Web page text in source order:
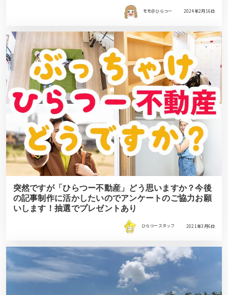
モモ＠ひらつー 2024年2月16日
突然ですが「ひらつー不動産」どう思いますか？今後
の記事制作に活かしたいのでアンケートのご協力お願
いします！抽選でプレゼントあり
ひらつースタッフ 2021年3月6日